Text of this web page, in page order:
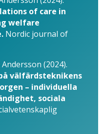
of care in
welfare
Nordic journal of
(2024).
välfärdsteknikens
– individuella
sociala